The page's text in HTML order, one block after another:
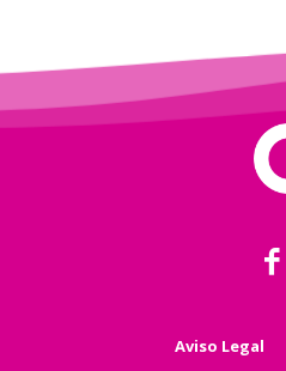
Aviso Legal